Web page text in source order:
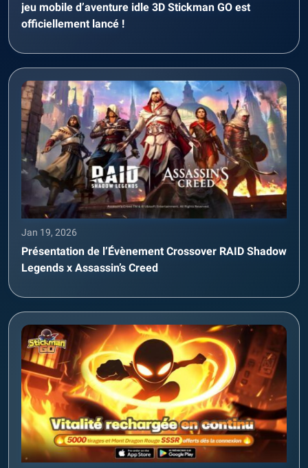
jeu mobile d’aventure idle 3D Stickman GO est
officiellement lancé !
Jan 19, 2026
Présentation de l’Évènement Crossover RAID Shadow
Legends x Assassin’s Creed